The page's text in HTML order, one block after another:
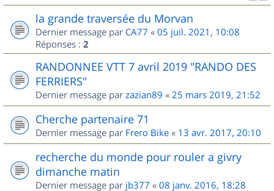
la grande traversée du Morvan
Dernier message par CA77 « 05 juil. 2021, 10:08
Réponses : 2
RANDONNEE VTT 7 avril 2019 "RANDO DES
FERRIERS"
Dernier message par zazian89 « 25 mars 2019, 21:52
Cherche partenaire 71
Dernier message par Frero Bike « 13 avr. 2017, 20:10
recherche du monde pour rouler a givry
dimanche matin
Dernier message par jb377 « 08 janv. 2016, 18:28